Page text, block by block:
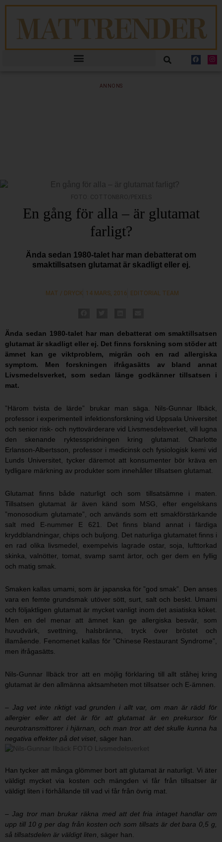
ANNONS
FOTO: COTTONBRO/PEXELS
En gång för alla – är glutamat
farligt?
Ända sedan 1980-talet har man debatterat om
smaktillsatsen glutamat är skadligt eller ej.
MAT / DRYCK 14 MARS, 2016 EDITORIAL TEAM
Ända sedan 1980-talet har man debatterat om smaktillsatsen
glutamat är skadligt eller ej. Det finns forskning som stöder att
ämnet kan ge viktproblem, migrän och en rad allergiska
symptom. Men forskningen ifrågasätts av bland annat
Livsmedelsverket, som sedan länge godkänner tillsatsen i
mat.
”Härom tvista de lärde” brukar man säga. Nils-Gunnar Ilbäck,
professor i experimentell infektionsforskning vid Uppsala Universitet
och senior risk- och nyttovärderare vid Livsmesdelsverket, vill lugna
den skenande ryktesspridningen kring glutamat. Charlotte
Erlanson-Albertsson, professor i medicinsk och fysiologisk kemi vid
Lunds Universitet, tycker däremot att konsumenter bör kräva en
tydligare märkning av produkter som innehåller tillsatsen glutamat.
Glutamat finns både naturligt och som tillsatsämne i maten.
Tillsatsen glutamat är även känd som MSG, efter engelskans
”monosodium glutamate”, och används som ett smakförstärkande
salt med E-nummer E 621. Det finns bland annat i färdiga
kryddblandningar, chips och buljong. Det naturliga glutamatet finns i
en rad olika livsmedel, exempelvis lagrade ostar, soja, lufttorkad
skinka, valnötter, tomat, svamp samt ärtor, och ger dem en fyllig
och matig smak.
Smaken kallas umami, som är japanska för ”god smak”. Den anses
vara en femte grundsmak utöver sött, surt, salt och beskt. Umami
och följaktligen glutamat är mycket vanligt inom det asiatiska köket.
Men en del menar att ämnet kan ge allergiska besvär, som
huvudvärk, svettning, halsbränna, tryck över bröstet och
illamående. Fenomenet kallas för ”Chinese Restaurant Syndrome”,
men ifrågasätts.
Nils-Gunnar Ilbäck tror att en möjlig förklaring till allt ståhej kring
glutamat är den allmänna aktsamheten mot tillsatser och E-ämnen.
– Jag vet inte riktigt vad grunden i allt var, om man är rädd för
allergier eller att det är för att glutamat är en prekursor för
neurotransmittorer i hjärnan, och man tror att det skulle kunna ha
negativa effekter på det viset, säger han.
Han tycker att många glömmer bort att glutamat är naturligt. Vi äter
väldigt mycket via kosten och mängden vi får från tillsatser är
väldigt liten i förhållande till vad vi får från övrig mat.
– Jag tror man brukar räkna med att det fria intaget handlar om
upp till 10 g per dag från kosten och som tillsats är det bara 0,5 g,
så tillsatsdelen är väldigt liten, säger han.